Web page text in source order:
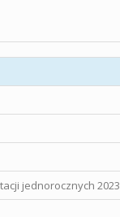
jednorocznych 2023